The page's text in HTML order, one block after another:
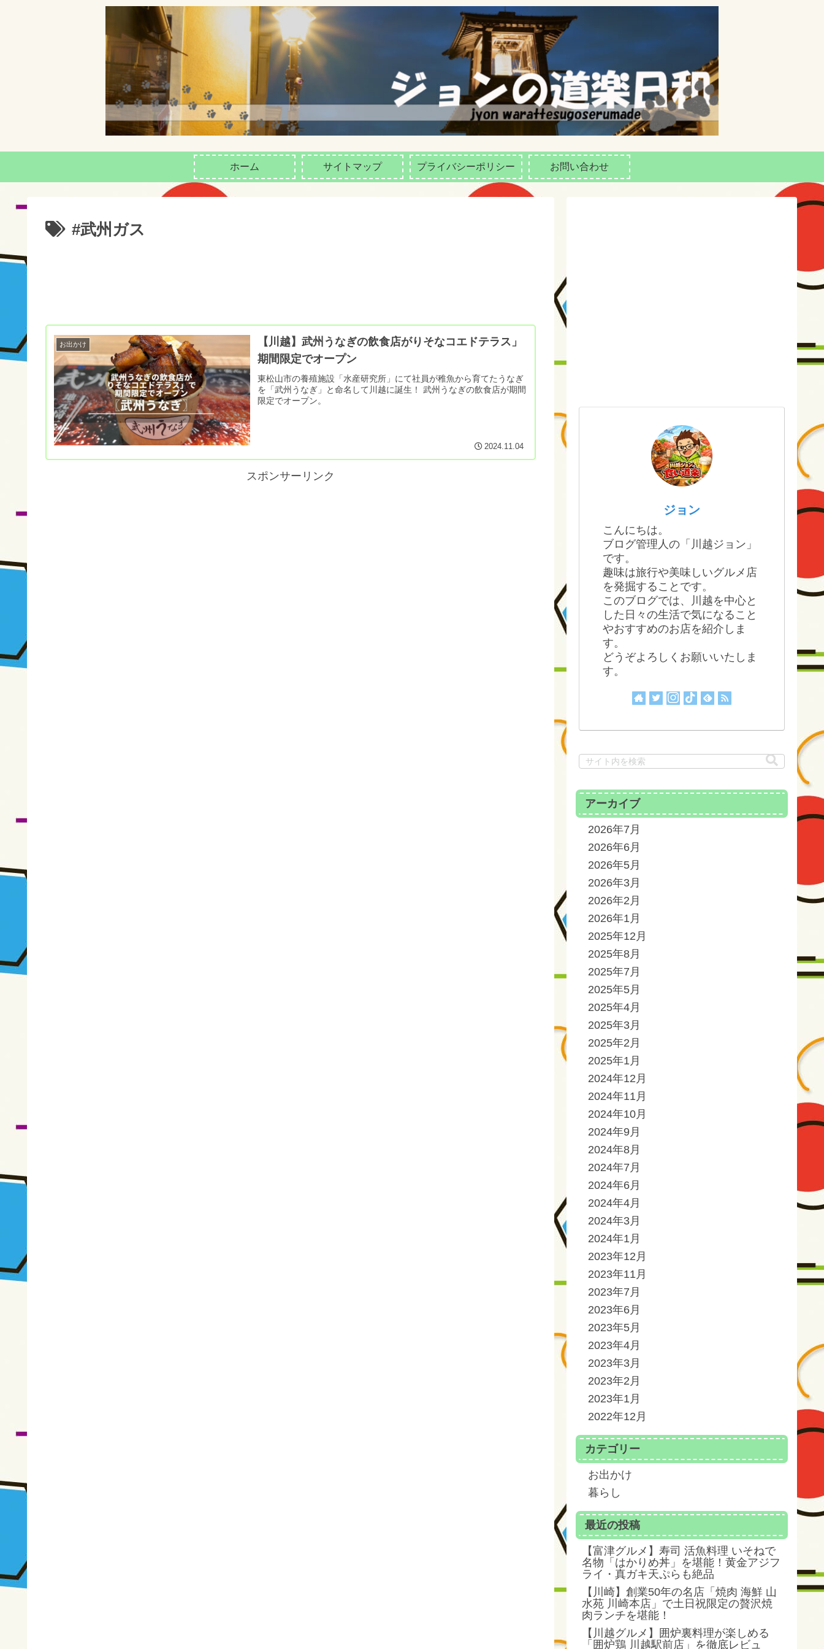
ホーム サイトマップ プライバシーポリシー お問い合わせ
#武州ガス
お出かけ
【川越】武州うなぎの飲食店がりそなコエドテラス」
期間限定でオープン
東松山市の養殖施設「水産研究所」にて社員が稚魚から育てたうなぎ
を「武州うなぎ」と命名して川越に誕生！ 武州うなぎの飲食店が期間
限定でオープン。
2024.11.04
スポンサーリンク
ジョン
こんにちは。
ブログ管理人の「川越ジョン」
です。
趣味は旅行や美味しいグルメ店
を発掘することです。
このブログでは、川越を中心と
した日々の生活で気になること
やおすすめのお店を紹介しま
す。
どうぞよろしくお願いいたしま
す。
アーカイブ
2026年7月
2026年6月
2026年5月
2026年3月
2026年2月
2026年1月
2025年12月
2025年8月
2025年7月
2025年5月
2025年4月
2025年3月
2025年2月
2025年1月
2024年12月
2024年11月
2024年10月
2024年9月
2024年8月
2024年7月
2024年6月
2024年4月
2024年3月
2024年1月
2023年12月
2023年11月
2023年7月
2023年6月
2023年5月
2023年4月
2023年3月
2023年2月
2023年1月
2022年12月
カテゴリー
お出かけ
暮らし
最近の投稿
【富津グルメ】寿司 活魚料理 いそねで
名物「はかりめ丼」を堪能！黄金アジフ
ライ・真ガキ天ぷらも絶品
【川崎】創業50年の名店「焼肉 海鮮 山
水苑 川崎本店」で土日祝限定の贅沢焼
肉ランチを堪能！
【川越グルメ】囲炉裏料理が楽しめる
「囲炉鶏 川越駅前店」を徹底レビュ